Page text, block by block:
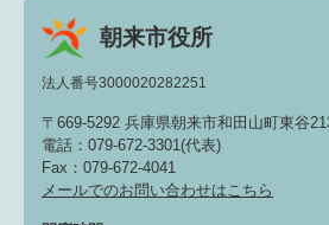
朝来市役所
法人番号3000020282251
〒669-5292 兵庫県朝来市和田山町東谷
電話：079-672-3301(代表)
Fax：079-672-4041
メールでのお問い合わせはこちら